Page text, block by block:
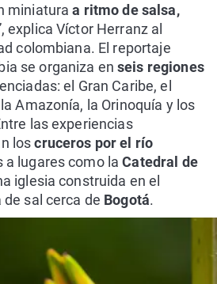
miniaturaa ritmo de salsa,
explica Víctor Herranz al
colombiana. El reportaje
se organiza enseis regiones
el Gran Caribe, el
Amazonía, la Orinoquía y los
las experiencias
loscruceros por el río
a lugares como laCatedral de
iglesia construida en el
sal cerca de Bogotá.